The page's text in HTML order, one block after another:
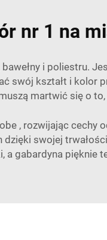
nr 1 na
i poliestru.
swój kształt i kolor
martwić się o
, rozwijając cechy
swojej
a gabardyna pięknie